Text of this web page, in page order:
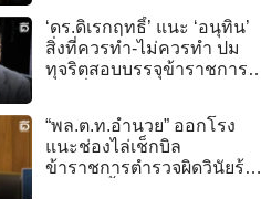
‘ดร.ดิเรกฤทธิ์’ แนะ ‘อนุทิน’
สิ่งที่ควรทำ-ไม่ควรทำ ปม
ทุจริตสอบบรรจุข้าราชการ
“พล.ต.ท.อำนวย” ออกโรง
แนะช่องไล่เช็กบิล
ข้าราชการตำรวจผิดวินัยร้าย